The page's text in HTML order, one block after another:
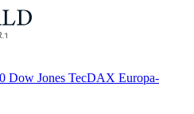
Dow Jones TecDAX Europa-